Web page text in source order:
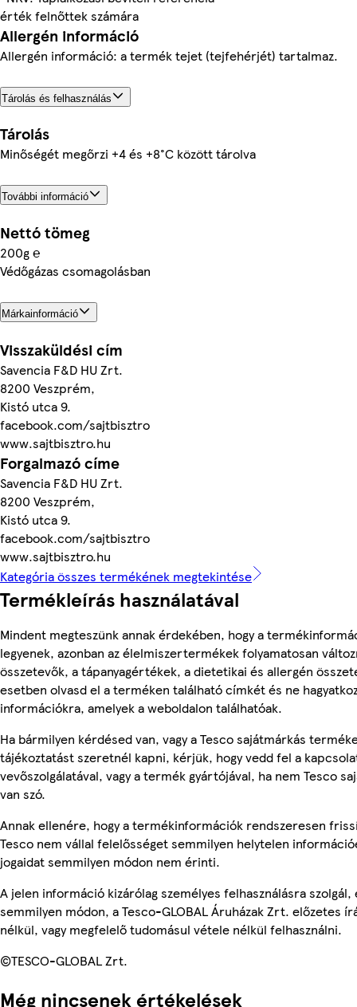
érték felnőttek számára
Allergén információ
Allergén információ: a termék tejet (tejfehérjét) tartalmaz.
Tárolás és felhasználás
Tárolás
Minőségét megőrzi +4 és +8°C között tárolva
További információ
Nettó tömeg
200g ℮
Védőgázas csomagolásban
Márkainformáció
Visszaküldési cím
Savencia F&D HU Zrt.
8200 Veszprém,
Kistó utca 9.
facebook.com/sajtbisztro
www.sajtbisztro.hu
Forgalmazó címe
Savencia F&D HU Zrt.
8200 Veszprém,
Kistó utca 9.
facebook.com/sajtbisztro
www.sajtbisztro.hu
Kategória összes termékének megtekintése
Termékleírás használatával
Mindent megteszünk annak érdekében, hogy a
legyenek, azonban az élelmiszertermékek folyamatosan
összetevők, a tápanyagértékek, a dietetikai és allergén
esetben olvasd el a terméken található címkét és ne
információkra, amelyek a weboldalon találhatóak.
Ha bármilyen kérdésed van, vagy a Tesco sajátmárkás
tájékoztatást szeretnél kapni, kérjük, hogy vedd fel a
vevőszolgálatával, vagy a termék gyártójával, ha nem Tesco
van szó.
Annak ellenére, hogy a termékinformációk rendszeresen
Tesco nem vállal felelősséget semmilyen helytelen
jogaidat semmilyen módon nem érinti.
A jelen információ kizárólag személyes felhasználásra
semmilyen módon, a Tesco-GLOBAL Áruházak Zrt. előzetes
nélkül, vagy megfelelő tudomásul vétele nélkül felhasználni.
©TESCO-GLOBAL Zrt.
Még nincsenek értékelések